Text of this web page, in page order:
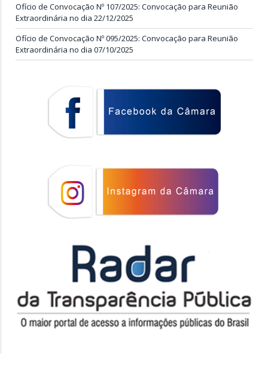
Ofício de Convocação Nº 107/2025: Convocação para Reunião
Extraordinária no dia 22/12/2025
Ofício de Convocação Nº 095/2025: Convocação para Reunião
Extraordinária no dia 07/10/2025